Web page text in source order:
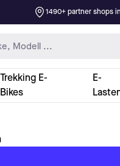
1490+ partner shops
Trekking E-
Bikes
E-